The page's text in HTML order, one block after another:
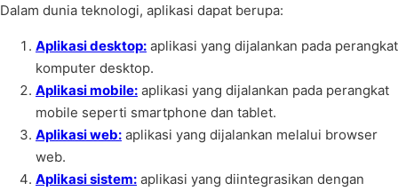
Dalam dunia teknologi, aplikasi dapat berupa:
Aplikasi desktop: aplikasi yang dijalankan pada perangkat
komputer desktop.
Aplikasi mobile: aplikasi yang dijalankan pada perangkat
mobile seperti smartphone dan tablet.
Aplikasi web: aplikasi yang dijalankan melalui browser
web.
Aplikasi sistem: aplikasi yang diintegrasikan dengan